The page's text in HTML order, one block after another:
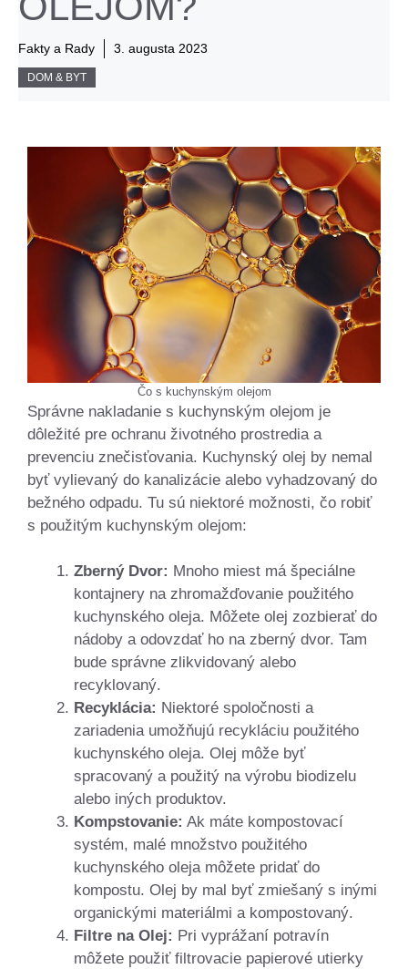
Fakty a Rady 3. augusta 2023
DOM & BYT
Čo s kuchynským olejom
Správne nakladanie s kuchynským olejom je
dôležité pre ochranu životného prostredia a
prevenciu znečisťovania. Kuchynský olej by nemal
byť vylievaný do kanalizácie alebo vyhadzovaný do
bežného odpadu. Tu sú niektoré možnosti, čo robiť
s použitým kuchynským olejom:
Zberný Dvor: Mnoho miest má špeciálne
kontajnery na zhromažďovanie použitého
kuchynského oleja. Môžete olej zozbierať do
nádoby a odovzdať ho na zberný dvor. Tam
bude správne zlikvidovaný alebo
recyklovaný.
Recyklácia: Niektoré spoločnosti a
zariadenia umožňujú recykláciu použitého
kuchynského oleja. Olej môže byť
spracovaný a použitý na výrobu biodizelu
alebo iných produktov.
Kompstovanie: Ak máte kompostovací
systém, malé množstvo použitého
kuchynského oleja môžete pridať do
kompostu. Olej by mal byť zmiešaný s inými
organickými materiálmi a kompostovaný.
Filtre na Olej: Pri vyprážaní potravín
môžete použiť filtrovacie papierové utierky